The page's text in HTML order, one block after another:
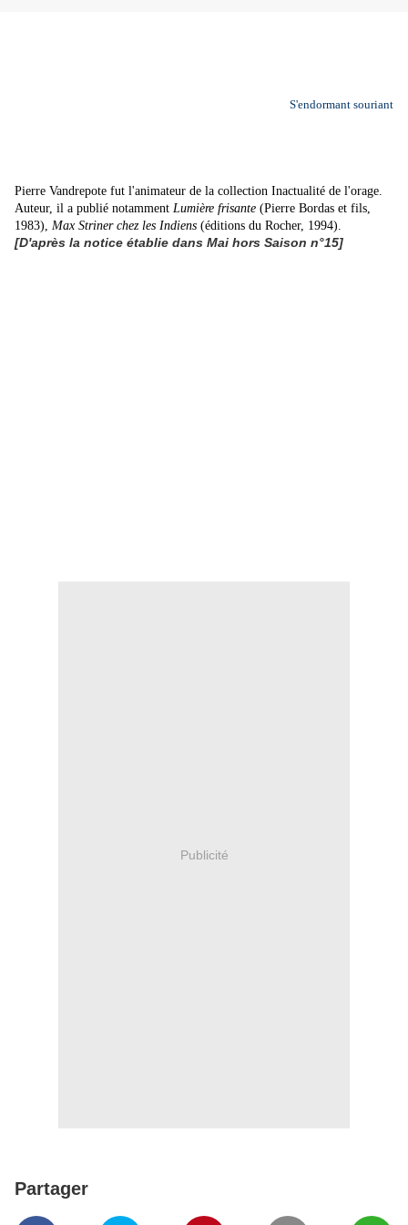
S'endormant souriant
Pierre Vandrepote fut l'animateur de la collection Inactualité de l'orage.
Auteur, il a publié notamment Lumière frisante (Pierre Bordas et fils,
1983), Max Striner chez les Indiens (éditions du Rocher, 1994).
[D'après la notice établie dans Mai hors Saison n°15]
Publicité
Partager